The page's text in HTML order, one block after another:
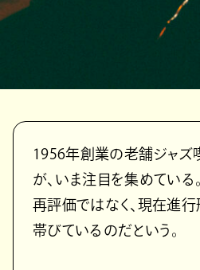
1956年創業の老舗ジャズ
が、いま注目を集めている
再評価ではなく、現在進
帯びているのだという。